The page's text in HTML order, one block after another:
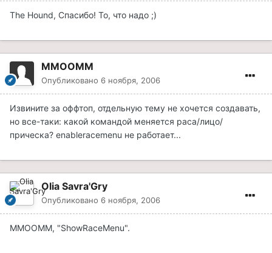
The Hound, Спасибо! То, что надо ;)
ММООММ
Опубликовано 6 ноября, 2006
Извините за оффтоп, отдельную тему не хочется создавать,
но все-таки: какой командой меняется раса/лицо/
прическа? enableracemenu не работает...
Olia Savra'Gry
Опубликовано 6 ноября, 2006
MMOOMM, "ShowRaceMenu".